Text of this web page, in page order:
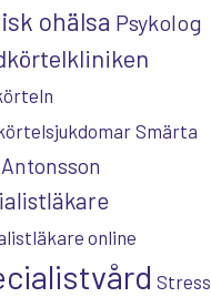
ohälsa Psykolog
Smärta
online
Stress